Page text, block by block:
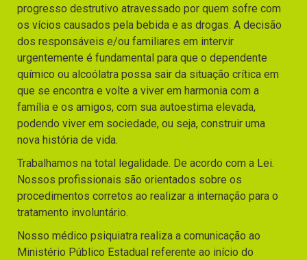
progresso destrutivo atravessado por quem sofre com
os vícios causados pela bebida e as drogas. A decisão
dos responsáveis e/ou familiares em intervir
urgentemente é fundamental para que o dependente
químico ou alcoólatra possa sair da situação crítica em
que se encontra e volte a viver em harmonia com a
família e os amigos, com sua autoestima elevada,
podendo viver em sociedade, ou seja, construir uma
nova história de vida.
Trabalhamos na total legalidade. De acordo com a Lei.
Nossos profissionais são orientados sobre os
procedimentos corretos ao realizar a internação para o
tratamento involuntário.
Nosso médico psiquiatra realiza a comunicação ao
Ministério Público Estadual referente ao início do